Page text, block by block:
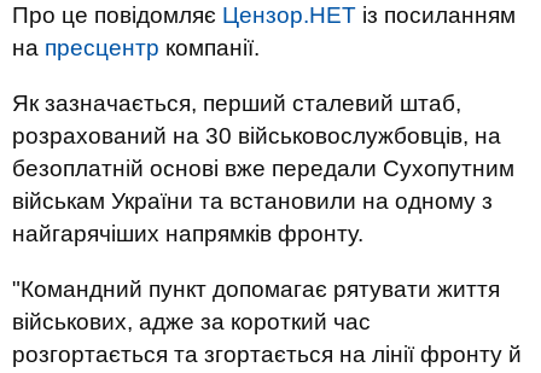
Про це повідомляє Цензор.НЕТ із посиланням
на пресцентр компанії.
Як зазначається, перший сталевий штаб,
розрахований на 30 військовослужбовців, на
безоплатній основі вже передали Сухопутним
військам України та встановили на одному з
найгарячіших напрямків фронту.
"Командний пункт допомагає рятувати життя
військових, адже за короткий час
розгортається та згортається на лінії фронту й